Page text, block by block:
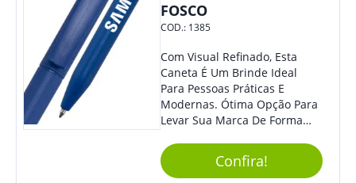
FOSCO
COD.: 1385
Com Visual Refinado, Esta
Caneta É Um Brinde Ideal
Para Pessoas Práticas E
Modernas. Ótima Opção Para
Levar Sua Marca De Forma
Sua Empresa Em Eventos,
Reuniões Corporativas Ou Até
Confira!